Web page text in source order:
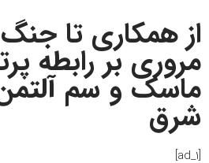
از همکاری تا
مروری بر رابطه
ماسک و سم
شرق
[ad_1]